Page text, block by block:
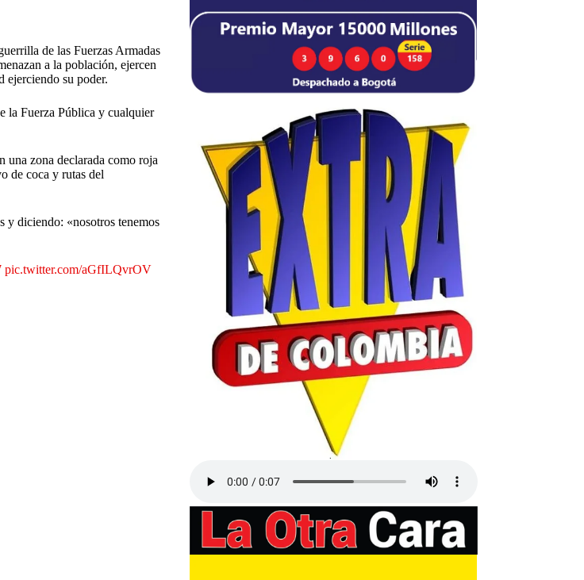
de las Fuerzas Armadas
a la población, ejercen
ejerciendo su poder.
la Fuerza Pública y cualquier
una zona declarada como roja
de coca y rutas del
y diciendo: «nosotros tenemos
pic.twitter.com/aGfILQvrOV